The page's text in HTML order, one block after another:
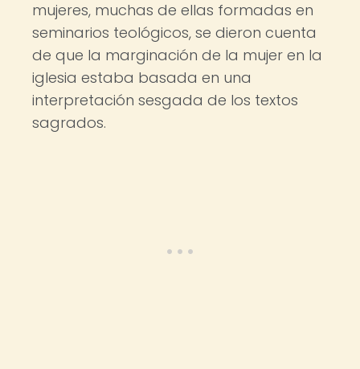
mujeres, muchas de ellas formadas en
seminarios teológicos, se dieron cuenta
de que la marginación de la mujer en la
iglesia estaba basada en una
interpretación sesgada de los textos
sagrados.